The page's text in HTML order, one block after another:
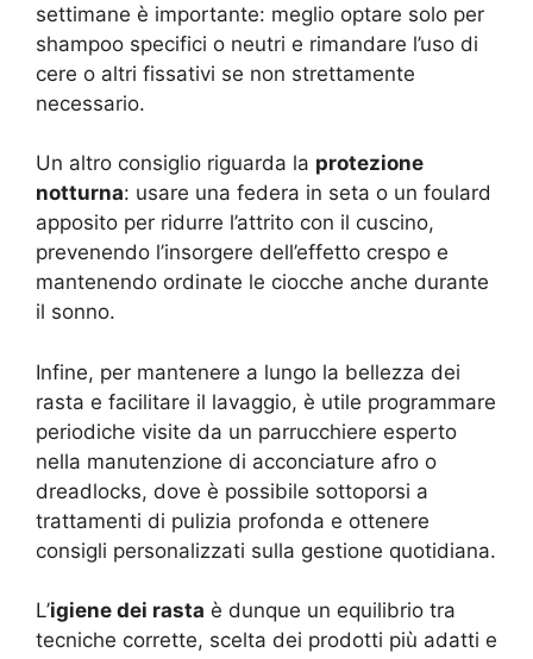
settimane è importante: meglio optare solo per
shampoo specifici o neutri e rimandare l’uso di
cere o altri fissativi se non strettamente
necessario.
Un altro consiglio riguarda la protezione
notturna: usare una federa in seta o un foulard
apposito per ridurre l’attrito con il cuscino,
prevenendo l’insorgere dell’effetto crespo e
mantenendo ordinate le ciocche anche durante
il sonno.
Infine, per mantenere a lungo la bellezza dei
rasta e facilitare il lavaggio, è utile programmare
periodiche visite da un parrucchiere esperto
nella manutenzione di acconciature afro o
dreadlocks, dove è possibile sottoporsi a
trattamenti di pulizia profonda e ottenere
consigli personalizzati sulla gestione quotidiana.
L’igiene dei rasta è dunque un equilibrio tra
tecniche corrette, scelta dei prodotti più adatti e